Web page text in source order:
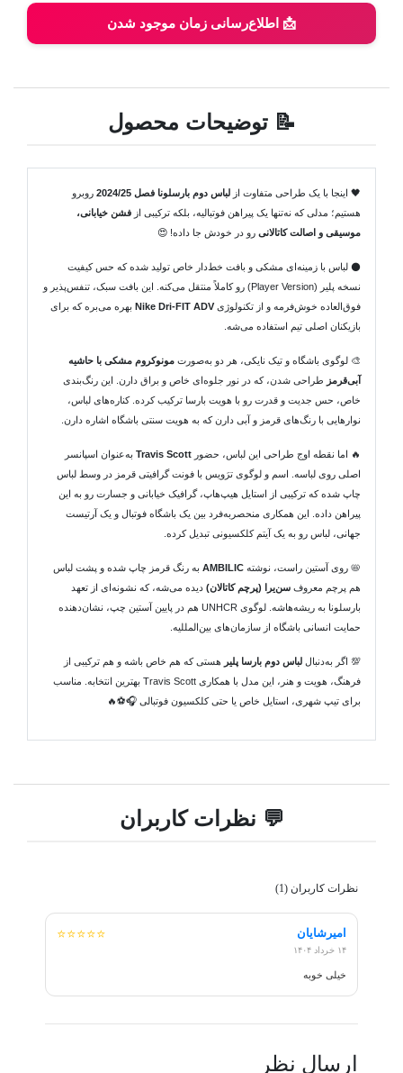
📩 اطلاع‌رسانی زمان موجود شدن
📝 توضیحات محصول
🖤 اینجا با یک طراحی متفاوت از لباس دوم بارسلونا فصل 2024/25
روبرو
هستیم؛ مدلی که نه‌تنها یک پیراهن فوتبالیه، بلکه ترکیبی از فشن خیابانی،
موسیقی و اصالت کاتالانی رو در خودش جا داده! 😍
⚫ لباس با زمینه‌ای مشکی و بافت خط‌دار خاص تولید شده که حس کیفیت
نسخه پلیر (Player Version) رو کاملاً منتقل می‌کنه. این بافت سبک، تنفس‌پذیر و
فوق‌العاده خوش‌فرمه و از تکنولوژی Nike Dri-FIT ADV بهره می‌بره که برای
بازیکنان اصلی تیم استفاده می‌شه.
🎨 لوگوی باشگاه و تیک نایکی، هر دو به‌صورت مونوکروم مشکی با حاشیه
آبی‌قرمز طراحی شدن، که در نور جلوه‌ای خاص و براق دارن. این رنگ‌بندی
خاص، حس جدیت و قدرت رو با هویت بارسا ترکیب کرده. کناره‌های لباس،
نوارهایی با رنگ‌های قرمز و آبی دارن که به هویت سنتی باشگاه اشاره دارن.
🔥 اما نقطه اوج طراحی این لباس، حضور Travis Scott به‌عنوان اسپانسر
اصلی روی لباسه. اسم و لوگوی ترَویس با فونت گرافیتی قرمز در وسط لباس
چاپ شده که ترکیبی از استایل هیپ‌هاپ، گرافیک خیابانی و جسارت رو به این
پیراهن داده. این همکاری منحصر‌به‌فرد بین یک باشگاه فوتبال و یک آرتیست
جهانی، لباس رو به یک آیتم کلکسیونی تبدیل کرده.
📛 روی آستین راست، نوشته AMBILIC به رنگ قرمز چاپ شده و پشت لباس
هم پرچم معروف سن‌یرا (پرچم کاتالان) دیده می‌شه، که نشونه‌ای از تعهد
بارسلونا به ریشه‌هاشه. لوگوی UNHCR هم در پایین آستین چپ، نشان‌دهنده
حمایت انسانی باشگاه از سازمان‌های بین‌المللیه.
💯 اگر به‌دنبال لباس دوم بارسا پلیر هستی که هم خاص باشه و هم ترکیبی از
فرهنگ، هویت و هنر، این مدل با همکاری Travis Scott بهترین انتخابه. مناسب
برای تیپ شهری، استایل خاص یا حتی کلکسیون فوتبالی 🎧⚽🔥
💬 نظرات کاربران
نظرات کاربران (1)
امیرشایان
۱۴ خرداد ۱۴۰۴
⭐⭐⭐⭐⭐
خیلی خوبه
ارسال نظر